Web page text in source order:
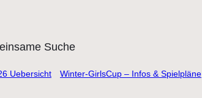
Winter-GirlsCup – Infos & Spielpläne